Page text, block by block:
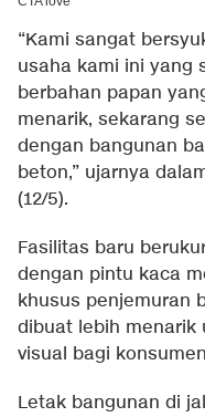
“Kami sangat
usaha kami ini yang
berbahan papan
menarik, sekarang
dengan bangunan
beton,” ujarnya
(12/5).
Fasilitas baru
dengan pintu kaca
khusus penjemuran
dibuat lebih menarik
visual bagi
Letak bangunan di